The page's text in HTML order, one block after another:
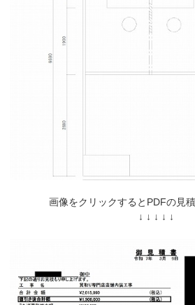
画像をクリックするとPDFの見
↓ ↓ ↓ ↓ ↓